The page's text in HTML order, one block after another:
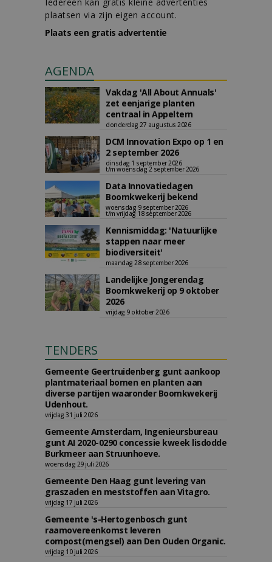
plaatsen via zijn eigen account.
Plaats een gratis advertentie
AGENDA
Vakdag 'All About Annuals'
zet eenjarige planten
centraal in Appeltern
donderdag 27 augustus 2026
DCM Innovation Expo op 1 en
2 september 2026
dinsdag 1 september 2026
t/m woensdag 2 september 2026
Data Innovatiedagen
Boomkwekerij bekend
woensdag 9 september 2026
t/m vrijdag 18 september 2026
Kennismiddag: 'Natuurlijke
stappen naar meer
biodiversiteit'
maandag 28 september 2026
Landelijke Jongerendag
Boomkwekerij op 9 oktober
2026
vrijdag 9 oktober 2026
TENDERS
Gemeente Geertruidenberg gunt aankoop
plantmateriaal bomen en planten aan
diverse partijen waaronder Boomkwekerij
Udenhout.
vrijdag 31 juli 2026
Gemeente Amsterdam, Ingenieursbureau
gunt AI 2020-0290 concessie kweek lisdodde
Burkmeer aan Struunhoeve.
woensdag 29 juli 2026
Gemeente Den Haag gunt levering van
graszaden en meststoffen aan Vitagro.
vrijdag 17 juli 2026
Gemeente 's-Hertogenbosch gunt
raamovereenkomst leveren
compost(mengsel) aan Den Ouden Organic.
vrijdag 10 juli 2026